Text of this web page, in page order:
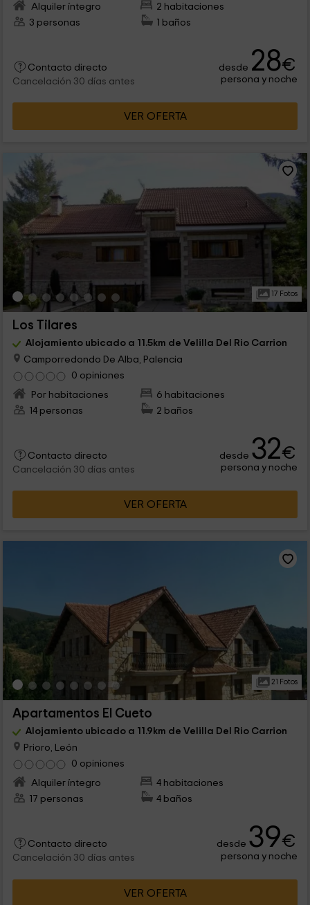
Alquiler íntegro
2 habitaciones
3 personas
1 baños
Contacto directo
Cancelación 30 días antes
desde 28€
persona y noche
VER OFERTA
17 Fotos
Los Tilares
Alojamiento ubicado a 11.5km de Velilla Del Rio Carrion
Camporredondo De Alba, Palencia
0 opiniones
Por habitaciones
6 habitaciones
14 personas
2 baños
Contacto directo
Cancelación 30 días antes
desde 32€
persona y noche
VER OFERTA
21 Fotos
Apartamentos El Cueto
Alojamiento ubicado a 11.9km de Velilla Del Rio Carrion
Prioro, León
0 opiniones
Alquiler íntegro
4 habitaciones
17 personas
4 baños
Contacto directo
Cancelación 30 días antes
desde 39€
persona y noche
VER OFERTA